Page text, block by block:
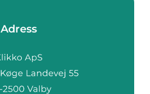
Adress